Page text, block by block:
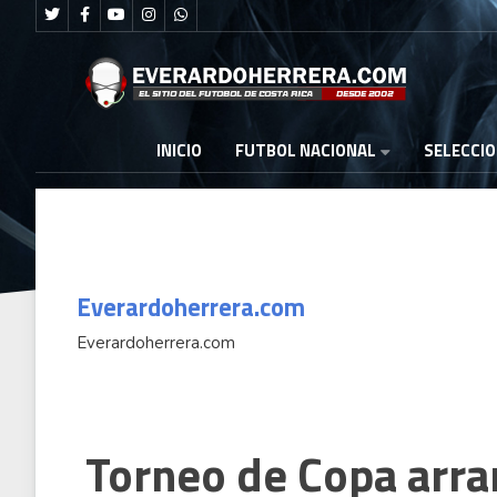
INICIO FUTBOL NACIONAL
regreso de la Liga Mundial de Surf
Everardoherrera.com
Everardoherrera.com
Torneo de Copa